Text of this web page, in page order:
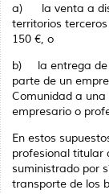
a) la venta a
territorios
150 €, o
b) la entrega
parte de un
Comunidad a una
empresario o
En estos
profesional titular
suministrado por
transporte de los